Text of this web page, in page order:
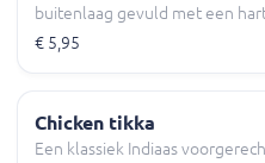
buitenlaag gevuld met een
gekruide kip en groenten zoals
chutney.
€ 5,95
Chicken tikka
Een klassiek Indiaas